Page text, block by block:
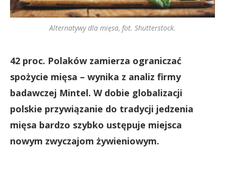
Alternatywy dla mięsa, fot. Shutterstock.
42 proc. Polaków zamierza ograniczać
spożycie mięsa – wynika z analiz firmy
badawczej Mintel. W dobie globalizacji
polskie przywiązanie do tradycji jedzenia
mięsa bardzo szybko ustępuje miejsca
nowym zwyczajom żywieniowym.